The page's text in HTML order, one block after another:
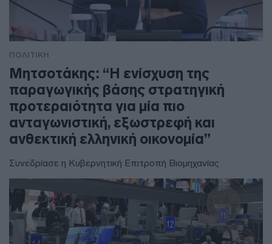
ΠΟΛΙΤΙΚΗ
Μητσοτάκης: “Η ενίσχυση της
παραγωγικής βάσης στρατηγική
προτεραιότητα για μία πιο
ανταγωνιστική, εξωστρεφή και
ανθεκτική ελληνική οικονομία”
Συνεδρίασε η Κυβερνητική Επιτροπή Βιομηχανίας